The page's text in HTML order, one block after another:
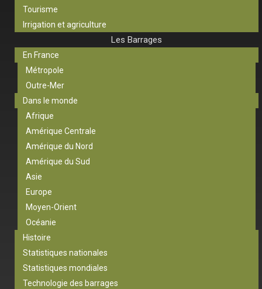
Tourisme
Irrigation et agriculture
Les Barrages
En France
Métropole
Outre-Mer
Dans le monde
Afrique
Amérique Centrale
Amérique du Nord
Amérique du Sud
Asie
Europe
Moyen-Orient
Océanie
Histoire
Statistiques nationales
Statistiques mondiales
Technologie des barrages